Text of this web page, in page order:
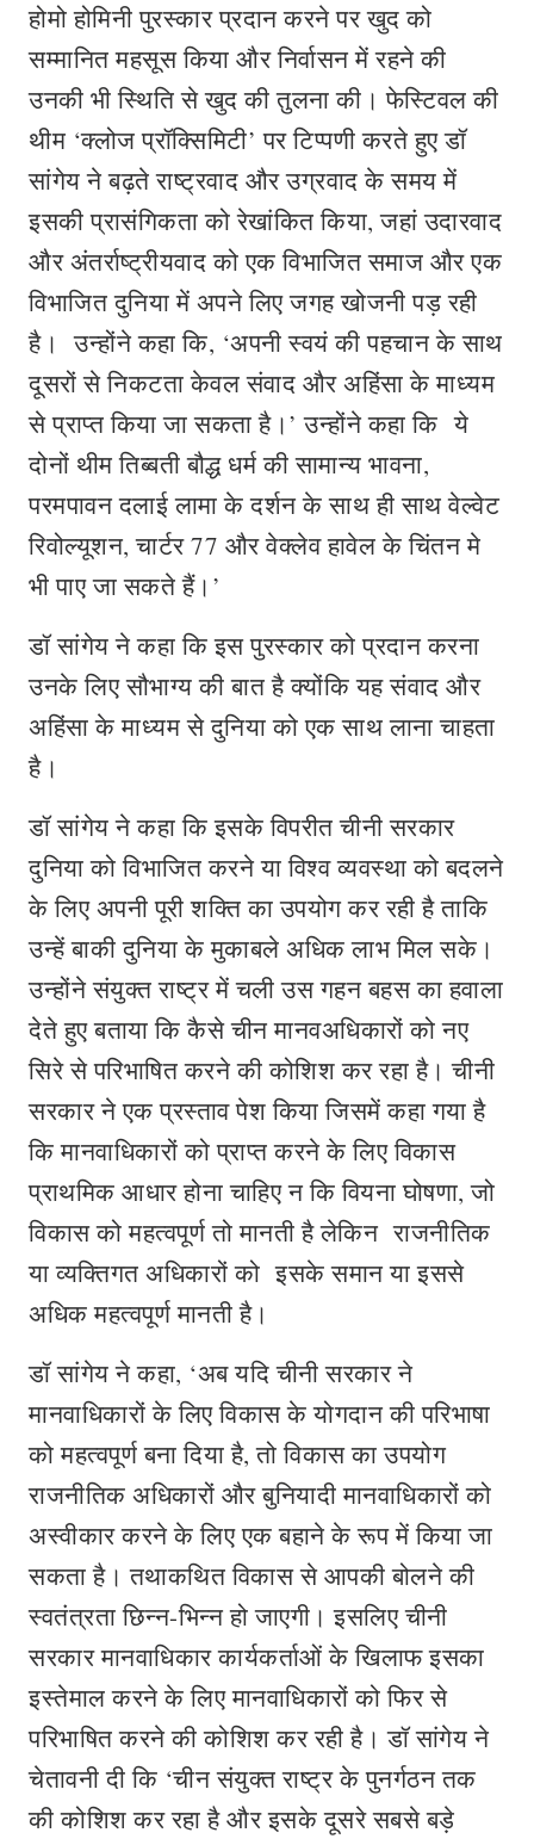
होमो होमिनी पुरस्कार प्रदान करने पर खुद को
सम्मानित महसूस किया और निर्वासन में रहने की
उनकी भी स्थिति से खुद की तुलना की। फेस्टिवल की
थीम ‘क्लोज प्रॉक्सिमिटी’ पर टिप्पणी करते हुए डॉ
सांगेय ने बढ़ते राष्ट्रवाद और उग्रवाद के समय में
इसकी प्रासंगिकता को रेखांकित किया, जहां उदारवाद
और अंतर्राष्ट्रीयवाद को एक विभाजित समाज और एक
विभाजित दुनिया में अपने लिए जगह खोजनी पड़ रही
है। उन्होंने कहा कि, ‘अपनी स्वयं की पहचान के साथ
दूसरों से निकटता केवल संवाद और अहिंसा के माध्यम
से प्राप्त किया जा सकता है।’ उन्होंने कहा कि ये
दोनों थीम तिब्बती बौद्ध धर्म की सामान्य भावना,
परमपावन दलाई लामा के दर्शन के साथ ही साथ वेल्वेट
रिवोल्यूशन, चार्टर 77 और वेक्लेव हावेल के चिंतन मे
भी पाए जा सकते हैं।’
डॉ सांगेय ने कहा कि इस पुरस्कार को प्रदान करना
उनके लिए सौभाग्य की बात है क्योंकि यह संवाद और
अहिंसा के माध्यम से दुनिया को एक साथ लाना चाहता
है।
डॉ सांगेय ने कहा कि इसके विपरीत चीनी सरकार
दुनिया को विभाजित करने या विश्व व्यवस्था को बदलने
के लिए अपनी पूरी शक्ति का उपयोग कर रही है ताकि
उन्हें बाकी दुनिया के मुकाबले अधिक लाभ मिल सके।
उन्होंने संयुक्त राष्ट्र में चली उस गहन बहस का हवाला
देते हुए बताया कि कैसे चीन मानवअधिकारों को नए
सिरे से परिभाषित करने की कोशिश कर रहा है। चीनी
सरकार ने एक प्रस्ताव पेश किया जिसमें कहा गया है
कि मानवाधिकारों को प्राप्त करने के लिए विकास
प्राथमिक आधार होना चाहिए न कि वियना घोषणा, जो
विकास को महत्वपूर्ण तो मानती है लेकिन राजनीतिक
या व्यक्तिगत अधिकारों को इसके समान या इससे
अधिक महत्वपूर्ण मानती है।
डॉ सांगेय ने कहा, ‘अब यदि चीनी सरकार ने
मानवाधिकारों के लिए विकास के योगदान की परिभाषा
को महत्वपूर्ण बना दिया है, तो विकास का उपयोग
राजनीतिक अधिकारों और बुनियादी मानवाधिकारों को
अस्वीकार करने के लिए एक बहाने के रूप में किया जा
सकता है। तथाकथित विकास से आपकी बोलने की
स्वतंत्रता छिन्न-भिन्न हो जाएगी। इसलिए चीनी
सरकार मानवाधिकार कार्यकर्ताओं के खिलाफ इसका
इस्तेमाल करने के लिए मानवाधिकारों को फिर से
परिभाषित करने की कोशिश कर रही है। डॉ सांगेय ने
चेतावनी दी कि ‘चीन संयुक्त राष्ट्र के पुनर्गठन तक
की कोशिश कर रहा है और इसके दूसरे सबसे बड़े